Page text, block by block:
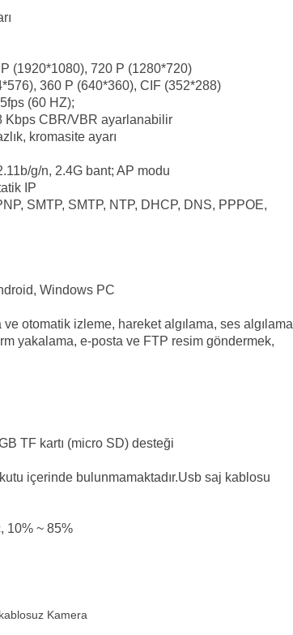
(1920*1080), 720 P (1280*720)
360 P (640*360), CIF (352*288)
(60 HZ);
Kbps CBR/VBR ayarlanabilir
kromasite ayarı
g/n, 2.4G bant; AP modu
IP
SMTP, SMTP, NTP, DHCP, DNS, PPPOE,
Windows PC
ve otomatik izleme, hareket algılama, ses algılama
yakalama, e-posta ve FTP resim göndermek,
TF kartı (micro SD) desteği
içerinde bulunmamaktadır.Usb saj kablosu
10% ~ 85%